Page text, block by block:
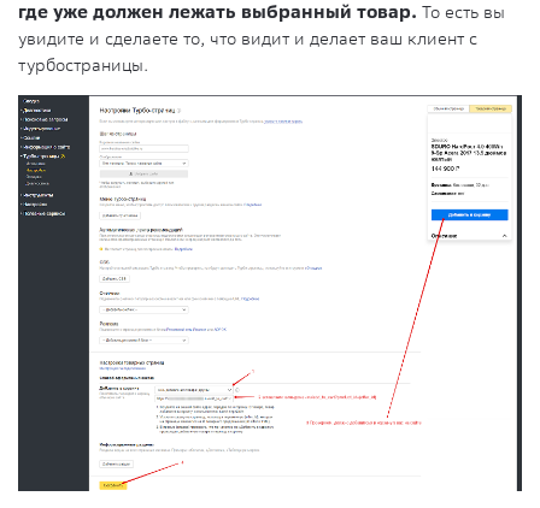
где уже должен лежать выбранный товар. То есть вы
увидите и сделаете то, что видит и делает ваш клиент с
турбостраницы.